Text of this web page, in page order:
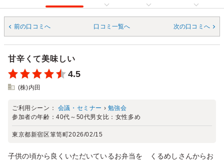
前の口コミへ 口コミ一覧へ 次の口コミへ
甘辛くて美味しい
4.5
(株)内田
ご利用シーン： 会議・セミナー › 勉強会
参加者の年齢：40代～50代男女比： 女性多め
東京都新宿区箪笥町2026/02/15
子供の頃から良くいただいているお弁当を くるめしさんからお